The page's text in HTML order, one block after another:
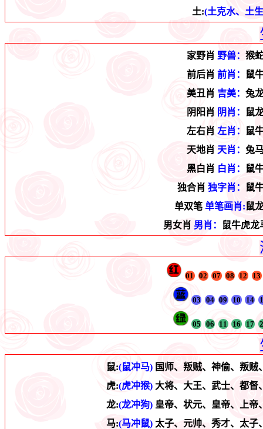
土:(土克水、土
家野肖 野兽： 猴
前后肖 前肖：
鼠
美丑肖 吉美： 兔
阴阳肖 阴肖：
鼠
左右肖 左肖：
鼠
天地肖 天肖： 兔
黑白肖 白肖：
鼠
独合肖 独字肖：
鼠
单双笔 单笔画肖:鼠
男女肖 男肖： 鼠牛虎
01 02 07 08 12 13
03 04 09 10 14
05 06 11 16 17
鼠:(鼠冲马) 国师、叛贼、神偷、叛贼
虎:(虎冲猴) 大将、大王、武士、都督
龙:(龙冲狗) 皇帝、状元、皇帝、上帝
马:(马冲鼠) 太子、元帅、秀才、太子